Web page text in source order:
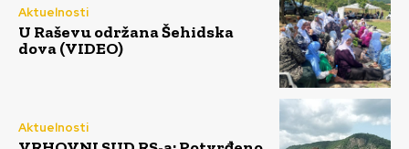
Aktuelnosti
U Raševu održana Šehidska
dova (VIDEO)
Aktuelnosti